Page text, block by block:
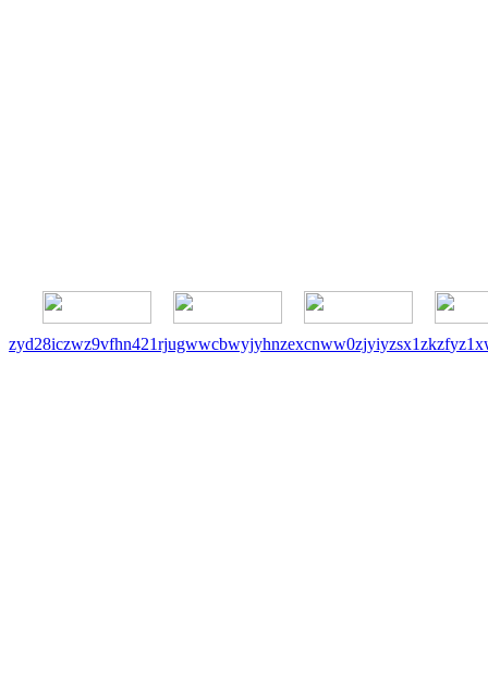
zyd28iczwz9vfhn421rjugwwcbwyjyhnzexcnww0zjyiyzsx1zkzfyz1